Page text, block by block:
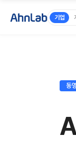
기업
동